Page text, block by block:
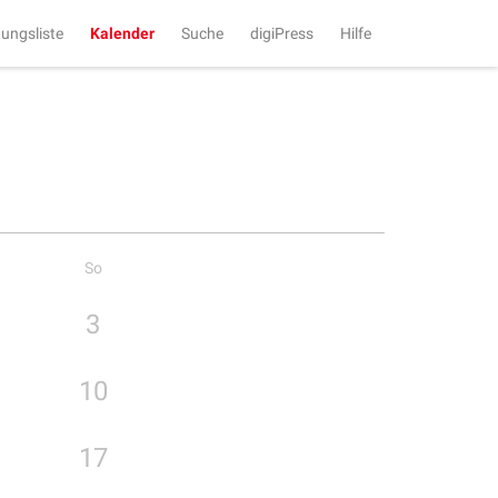
Kalender Suche digiPress Hilfe
So
3
10
17